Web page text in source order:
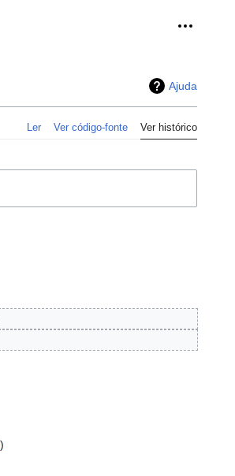
Ajuda
Ler Ver código-fonte Ver histórico